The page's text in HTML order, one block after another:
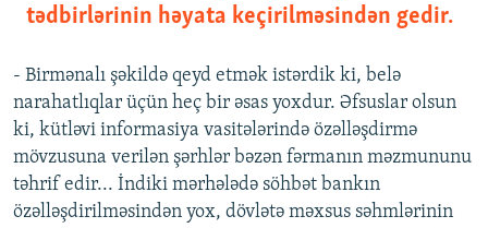
tədbirlərinin həyata keçirilməsindən gedir.
- Birmənalı şəkildə qeyd etmək istərdik ki, belə
narahatlıqlar üçün heç bir əsas yoxdur. Əfsuslar olsun
ki, kütləvi informasiya vasitələrində özəlləşdirmə
mövzusuna verilən şərhlər bəzən fərmanın məzmununu
təhrif edir... İndiki mərhələdə söhbət bankın
özəlləşdirilməsindən yox, dövlətə məxsus səhmlərinin